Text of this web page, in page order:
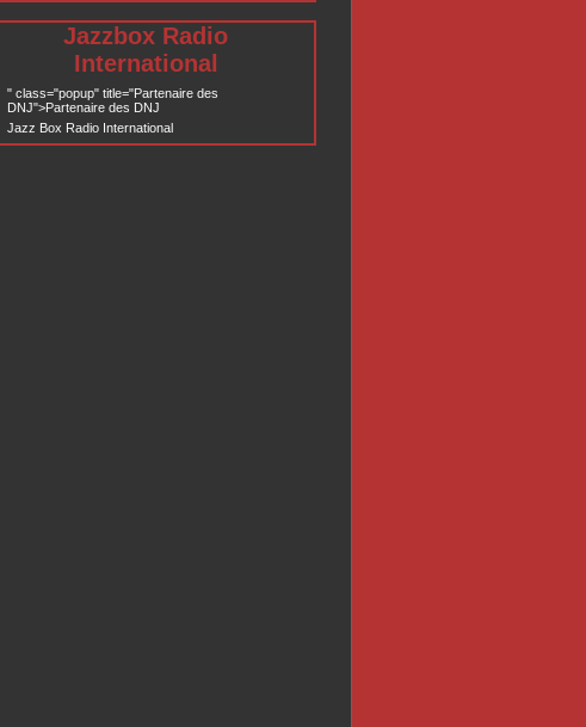
Jazzbox Radio
International
" class="popup" title="Partenaire des
DNJ">Partenaire des DNJ
Jazz Box Radio International